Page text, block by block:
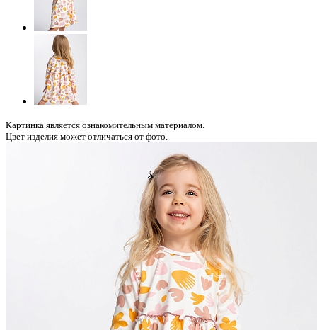
Картинка является ознакомительным материалом.
Цвет изделия может отличаться от фото.